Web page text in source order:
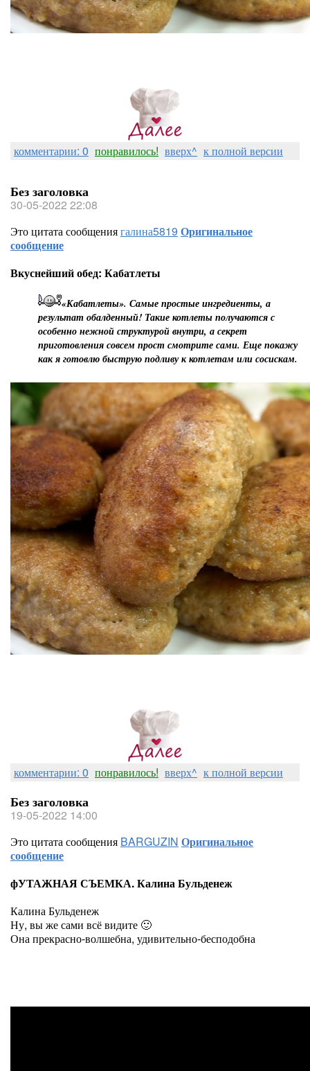
комментарии: 0 понравилось! вверх^ к полной версии
Без заголовка
30-05-2022 22:08
Это цитата сообщениягалина5819 Оригинальное
сообщение
Вкуснейший обед: Кабатлеты
«Кабатлеты». Самые простые ингредиенты, а
результат обалденный! Такие котлеты получаются с
особенно нежной структурой внутри, а секрет
приготовления совсем прост смотрите сами. Еще покажу
как я готовлю быструю подливу к котлетам или сосискам.
комментарии: 0 понравилось! вверх^ к полной версии
Без заголовка
19-05-2022 14:00
Это цитата сообщения BARGUZIN Оригинальное
сообщение
фУТАЖНАЯ СЪЕМКА. Калина Бульденеж
Калина Бульденеж
Ну, вы же сами всё видите 🙂
Она прекрасно-волшебна, удивительно-бесподобна